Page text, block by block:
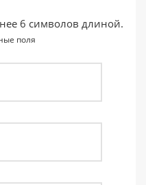
пароль?
6 символов длиной.
поля